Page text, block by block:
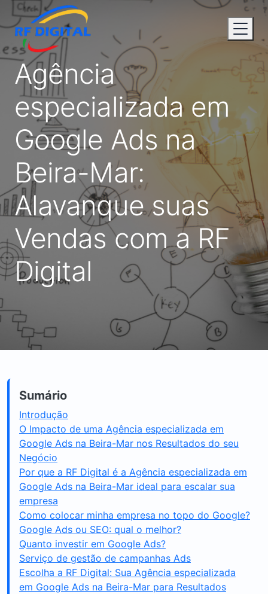
Agência
especializada em
Google Ads na
Beira-Mar:
Alavanque suas
Vendas com a RF
Digital
Sumário
Introdução
O Impacto de uma Agência especializada em
Google Ads na Beira-Mar nos Resultados do seu
Negócio
Por que a RF Digital é a Agência especializada em
Google Ads na Beira-Mar ideal para escalar sua
empresa
Como colocar minha empresa no topo do Google?
Google Ads ou SEO: qual o melhor?
Quanto investir em Google Ads?
Serviço de gestão de campanhas Ads
Escolha a RF Digital: Sua Agência especializada
em Google Ads na Beira-Mar para Resultados